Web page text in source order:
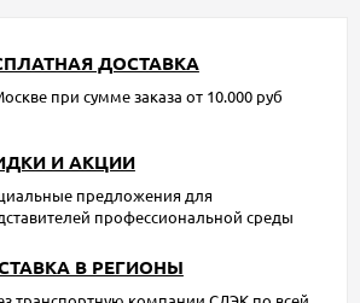
ДОСТАВКА
при сумме заказа от 10.000 руб
И АКЦИИ
предложения для
профессиональной среды
В РЕГИОНЫ